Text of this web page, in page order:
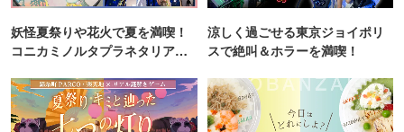
妖怪夏祭りや花火で夏を満喫！
コニカミノルタプラネタリア
涼しく過ごせる東京ジョイポリ
スで絶叫＆ホラーを満喫！